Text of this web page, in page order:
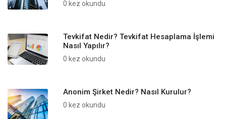
0 kez okundu
Tevkifat Nedir? Tevkifat Hesaplama İşlemi
Nasıl Yapılır?
0 kez okundu
Anonim Şirket Nedir? Nasıl Kurulur?
0 kez okundu